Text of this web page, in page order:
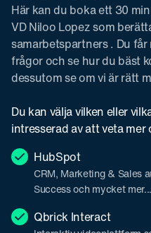
Här kan du boka ett 30
VD Niloo Lopez som
samarbetspartners . Du
frågor och se hur du bäst
dessutom se om vi är rätt
Du kan välja vilken eller
intresserad av att veta mer
HubSpot
CRM, Marketing & Sales
Success och mycket mer...
Qbrick Interact